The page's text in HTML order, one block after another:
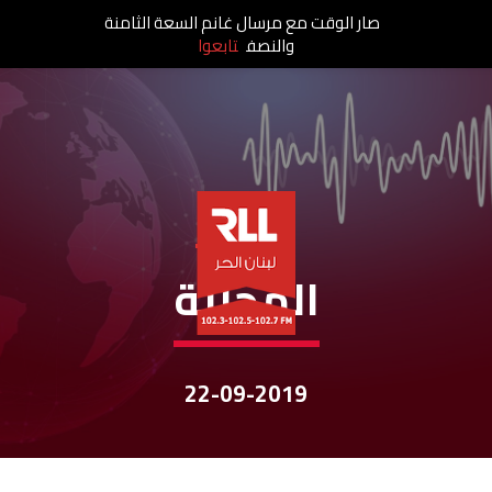
نشرات الأخبار
المحليّة
22-09-2019
صار الوقت مع مرسال غانم السعة الثامنة
والنصف تابعوا